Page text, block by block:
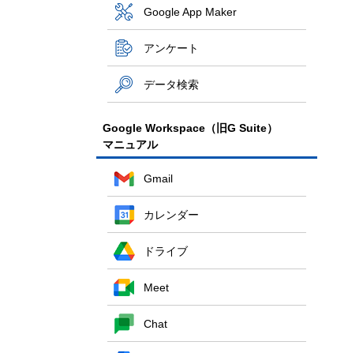
Google App Maker
アンケート
データ検索
Google Workspace（旧G Suite）
マニュアル
Gmail
カレンダー
ドライブ
Meet
Chat